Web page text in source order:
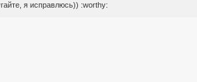
я исправлюсь)) :worthy: